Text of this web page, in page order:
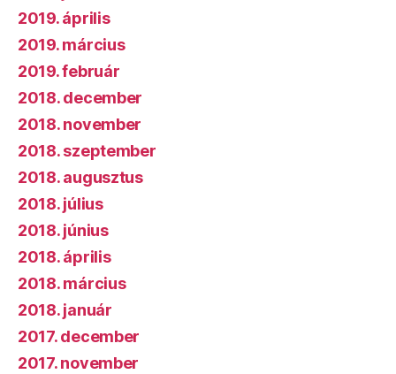
2019. április
2019. március
2019. február
2018. december
2018. november
2018. szeptember
2018. augusztus
2018. július
2018. június
2018. április
2018. március
2018. január
2017. december
2017. november